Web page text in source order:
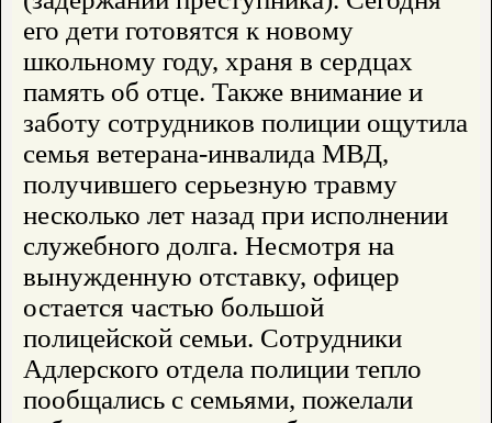
его дети готовятся к новому
школьному году, храня в сердцах
память об отце. Также внимание и
заботу сотрудников полиции ощутила
семья ветерана-инвалида МВД,
получившего серьезную травму
несколько лет назад при исполнении
служебного долга. Несмотря на
вынужденную отставку, офицер
остается частью большой
полицейской семьи. Сотрудники
Адлерского отдела полиции тепло
пообщались с семьями, пожелали